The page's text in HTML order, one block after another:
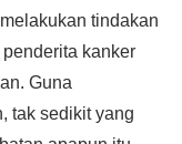
tindakan
kanker
Guna
tak sedikit yang